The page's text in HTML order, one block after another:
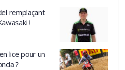
remplaçant
!
lice pour un
?